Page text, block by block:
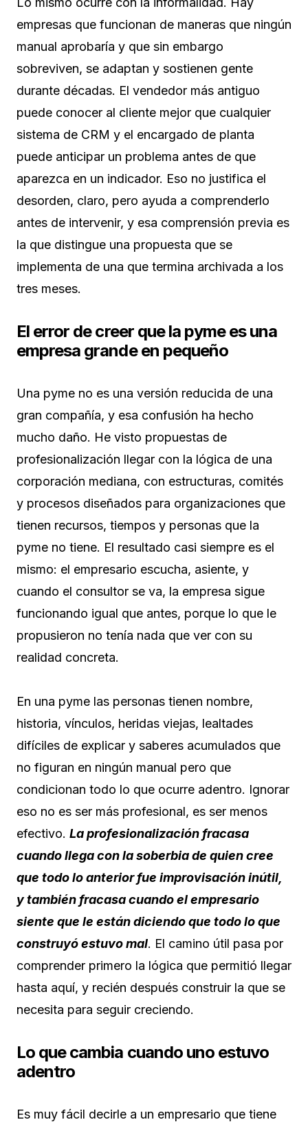
empresas que funcionan de maneras que ningún
manual aprobaría y que sin embargo
sobreviven, se adaptan y sostienen gente
durante décadas. El vendedor más antiguo
puede conocer al cliente mejor que cualquier
sistema de CRM y el encargado de planta
puede anticipar un problema antes de que
aparezca en un indicador. Eso no justifica el
desorden, claro, pero ayuda a comprenderlo
antes de intervenir, y esa comprensión previa es
la que distingue una propuesta que se
implementa de una que termina archivada a los
tres meses.
El error de creer que la pyme es una
empresa grande en pequeño
Una pyme no es una versión reducida de una
gran compañía, y esa confusión ha hecho
mucho daño. He visto propuestas de
profesionalización llegar con la lógica de una
corporación mediana, con estructuras, comités
y procesos diseñados para organizaciones que
tienen recursos, tiempos y personas que la
pyme no tiene. El resultado casi siempre es el
mismo: el empresario escucha, asiente, y
cuando el consultor se va, la empresa sigue
funcionando igual que antes, porque lo que le
propusieron no tenía nada que ver con su
realidad concreta.
En una pyme las personas tienen nombre,
historia, vínculos, heridas viejas, lealtades
difíciles de explicar y saberes acumulados que
no figuran en ningún manual pero que
condicionan todo lo que ocurre adentro. Ignorar
eso no es ser más profesional, es ser menos
efectivo. La profesionalización fracasa
cuando llega con la soberbia de quien cree
que todo lo anterior fue improvisación inútil,
y también fracasa cuando el empresario
siente que le están diciendo que todo lo que
construyó estuvo mal. El camino útil pasa por
comprender primero la lógica que permitió llegar
hasta aquí, y recién después construir la que se
necesita para seguir creciendo.
Lo que cambia cuando uno estuvo
adentro
Es muy fácil decirle a un empresario que tiene